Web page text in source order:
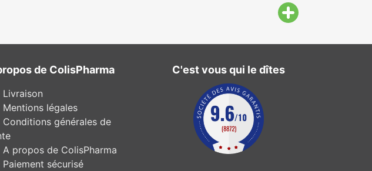
de ColisPharma
Livraison
Mentions légales
Conditions générales de
A propos de ColisPharma
Paiement sécurisé
C'est vous qui le dîtes